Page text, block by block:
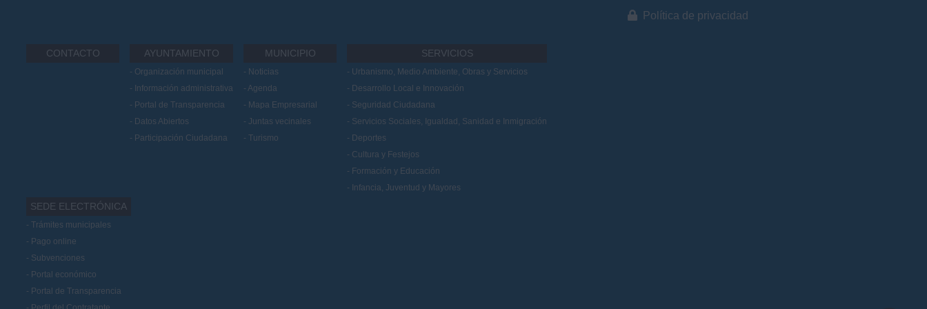
CONTACTO AYUNTAMIENTO
Organización municipal
Información administrativa
Portal de Transparencia
Datos Abiertos
Participación Ciudadana
MUNICIPIO
Noticias
Agenda
Mapa Empresarial
Juntas vecinales
Turismo
SERVICIOS
Urbanismo, Medio Ambiente, Obras y Servicios
Desarrollo Local e Innovación
Seguridad Ciudadana
Servicios Sociales, Igualdad, Sanidad e Inmigración
Deportes
Cultura y Festejos
Formación y Educación
Infancia, Juventud y Mayores
SEDE ELECTRÓNICA
Trámites municipales
Pago online
Subvenciones
Portal económico
Portal de Transparencia
Política de privacidad